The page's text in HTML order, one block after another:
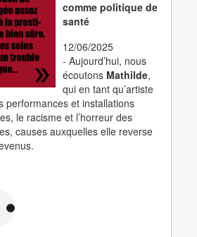
comme politique de
santé
12/06/2025
- Aujourd’hui, nous
écoutons Mathilde,
qui en tant qu’artiste
performances et installations
le racisme et l’horreur des
causes auxquelles elle reverse